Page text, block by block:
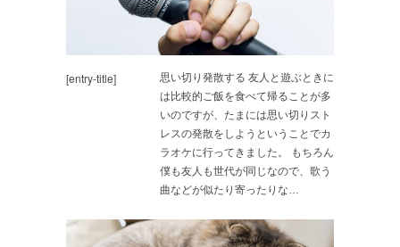
[entry-title]
思い切り発散する 友人と遊ぶときに
は比較的ご飯を食べて帰ることが多
いのですが、たまには思い切りスト
レスの発散をしようということでカ
ラオケに行ってきました。 もちろん
僕も友人も世代が同じなので、歌う
曲などが似たり寄ったりな…